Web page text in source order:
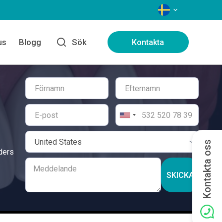
SPRÅK
Blogg Sök Kontakta
SKICKA Kontakta oss